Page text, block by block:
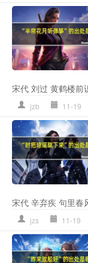
宋代 刘过 黄鹤楼前
jzb 11-19
宋代 辛弃疾 句里春
jzs 11-19